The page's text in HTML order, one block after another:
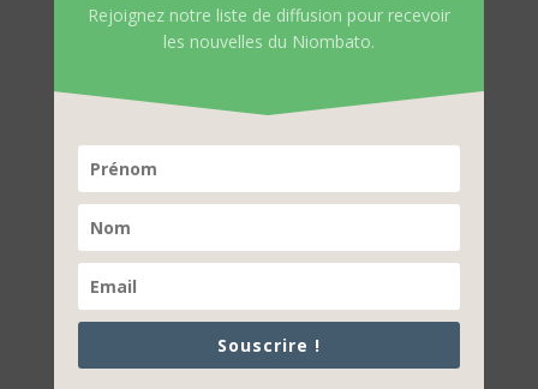
Rejoignez notre liste de diffusion pour recevoir
les nouvelles du Niombato.
Souscrire !